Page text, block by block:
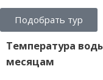
Подобрать тур
Температура
месяцам